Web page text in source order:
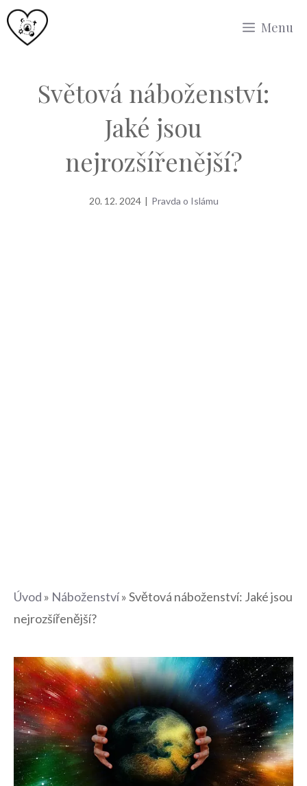
Přeskočit
na
Menu
Světová náboženství:
Jaké jsou
nejrozšířenější?
20. 12. 2024 | Pravda o Islámu
Úvod » Náboženství»Světová náboženství: Jaké jsou
nejrozšířenější?